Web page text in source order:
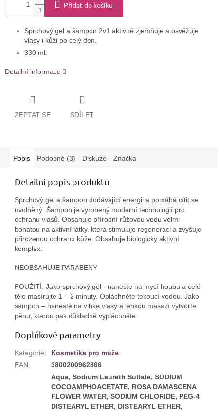
Přidat do košíku
Sprchový gel a šampon 2v1 aktivně zjemňuje a osvěžuje
vlasy i kůži po celý den.
330 ml.
Detailní informace
ZEPTAT SE SDÍLET
Popis Podobné (3) Diskuze Značka
Detailní popis produktu
Sprchový gel a šampon dodávající energii a pomáhá cítit se
uvolněný. Šampon je vyrobený moderní technologií pro
ochranu vlasů. Obsahuje přírodní růžovou vodu velmi
bohatou na aktivní látky, která stimuluje regeneraci a zvyšuje
přirozenou ochranu kůže. Obsahuje biologicky aktivní
komplex.
NEOBSAHUJE PARABENY
POUŽITÍ: Jako sprchový gel - naneste na mycí houbu a celé
tělo masírujte 1 – 2 minuty. Opláchněte tekoucí vodou. Jako
šampon – naneste na vlhké vlasy a lehkou masáží vytvořte
pěnu, kterou pak důkladně vypláchněte.
Doplňkové parametry
Kategorie:
Kosmetika pro muže
EAN: 3800200962866
Aqua, Sodium Laureth Sulfate, SODIUM
COCOAMPHOACETATE, ROSA DAMASCENA
FLOWER WATER, SODIUM CHLORIDE, PEG-4
DISTEARYL ETHER, DISTEARYL ETHER,